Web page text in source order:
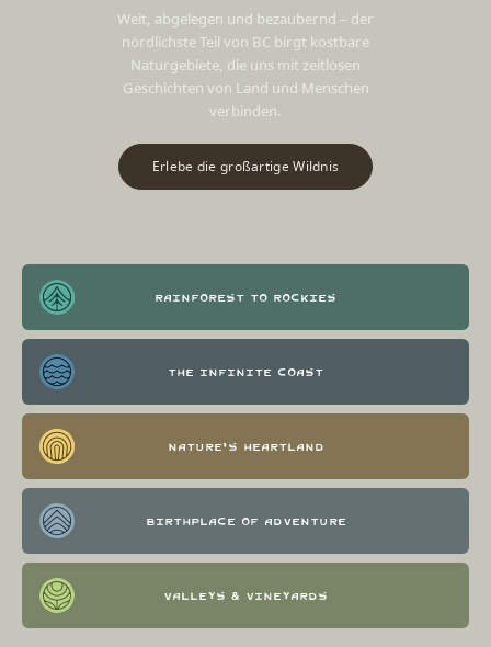
Weit, abgelegen und bezaubernd – der
nördlichste Teil von BC birgt kostbare
Naturgebiete, die uns mit zeitlosen
Geschichten von Land und Menschen
verbinden.
Erlebe die großartige Wildnis
Rainforest to Rockies
The Infinite Coast
Nature's Heartland
Birthplace of Adventure
Valleys & Vineyards